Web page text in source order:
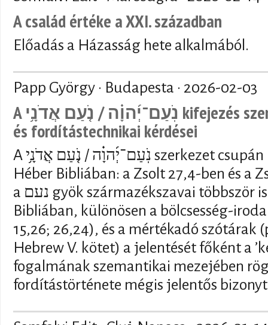
A család értéke a XXI. században
Előadás a Házasság hete alkalmából.
Papp György · Budapesta · 2026-02-03
A נֹֽעַם־יְ֜הוָ֗ה / נֹ֤עַם אֲדֹנָ֥י kifejezés szemantikai, vallástörténeti
és fordítástechnikai kérdései
A נֹֽעַם־יְ֜הוָ֗ה / נֹ֤עַם אֲדֹנָ֥י szerkezet csupán kétszer fordul elő a
Héber Bibliában: a Zsolt 27,4-ben és a
a נעם gyök származékszavai többször is előfordulnak a Héber
Bibliában, különösen a bölcsesség-
15,26; 26,24), és a mértékadó szótárak
Hebrew V. kötet) a jelentését főként a
fogalmának szemantikai mezejében
fordítástörténete mégis jelentős